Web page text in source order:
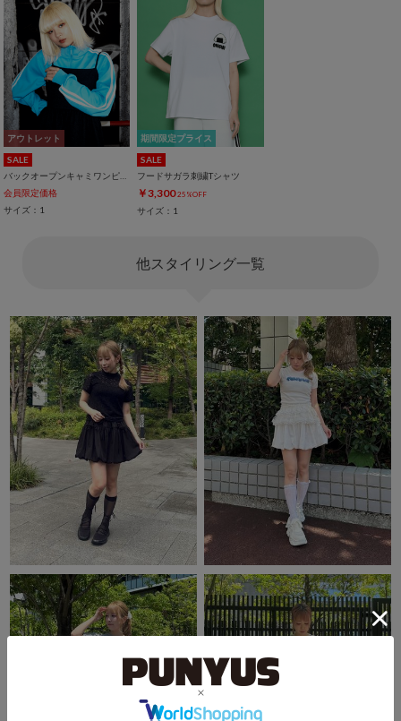
アウトレット
SALE
バックオープンキャミワンピース
会員限定価格
サイズ：1
期間限定プライス
SALE
フードサガラ刺繍Tシャツ
￥3,300 25%OFF
サイズ：1
他スタイリング一覧